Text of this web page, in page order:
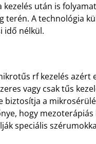
után is
A technológia
idő nélkül.
rf kezelés azért
vagy csak tűs
biztosítja a
hogy mezoterápiás
speciális